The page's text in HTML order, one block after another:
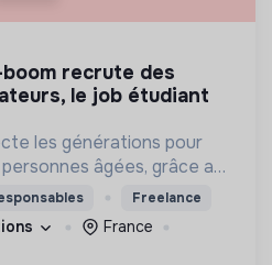
le job étudiant
les générations pour
âgées, grâce aux
semaine.
Freelance
France